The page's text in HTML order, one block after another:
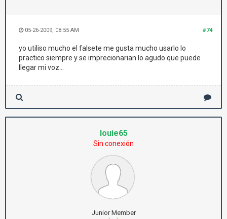
#74
05-26-2009, 08:55 AM
yo utiliso mucho el falsete me gusta mucho usarlo lo
practico siempre y se imprecionarian lo agudo que puede
llegar mi voz...
louie65
Sin conexión
Junior Member